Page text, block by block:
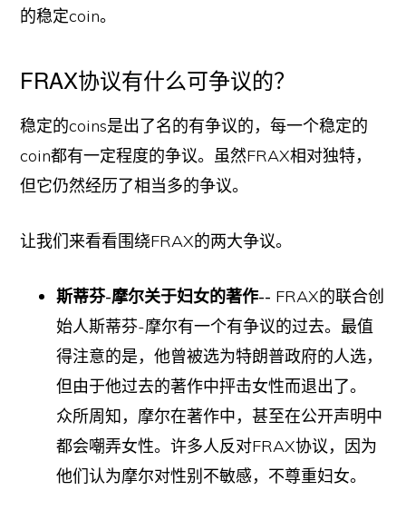
的稳定coin。
FRAX协议有什么可争议的？
稳定的coins是出了名的有争议的，每一个稳定的
coin都有一定程度的争议。虽然FRAX相对独特，
但它仍然经历了相当多的争议。
让我们来看看围绕FRAX的两大争议。
斯蒂芬-摩尔关于妇女的著作-- FRAX的联合创
始人斯蒂芬-摩尔有一个有争议的过去。最值
得注意的是，他曾被选为特朗普政府的人选，
但由于他过去的著作中抨击女性而退出了。
众所周知，摩尔在著作中，甚至在公开声明中
都会嘲弄女性。许多人反对FRAX协议，因为
他们认为摩尔对性别不敏感，不尊重妇女。